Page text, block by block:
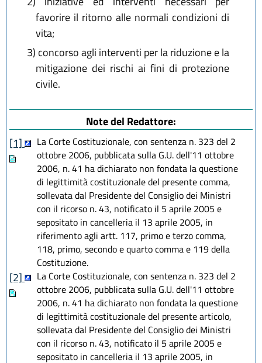
favorire il ritorno alle normali condizioni di
vita;
3) concorso agli interventi per la riduzione e la
mitigazione dei rischi ai fini di protezione
civile.
Note del Redattore:
[1]
La Corte Costituzionale, con sentenza n. 323 del 2
ottobre 2006, pubblicata sulla G.U. dell'11 ottobre
2006, n. 41 ha dichiarato non fondata la questione
di legittimità costituzionale del presente comma,
sollevata dal Presidente del Consiglio dei Ministri
con il ricorso n. 43, notificato il 5 aprile 2005 e
sepositato in cancelleria il 13 aprile 2005, in
riferimento agli artt. 117, primo e terzo comma,
118, primo, secondo e quarto comma e 119 della
Costituzione.
[2]
La Corte Costituzionale, con sentenza n. 323 del 2
ottobre 2006, pubblicata sulla G.U. dell'11 ottobre
2006, n. 41 ha dichiarato non fondata la questione
di legittimità costituzionale del presente articolo,
sollevata dal Presidente del Consiglio dei Ministri
con il ricorso n. 43, notificato il 5 aprile 2005 e
sepositato in cancelleria il 13 aprile 2005, in